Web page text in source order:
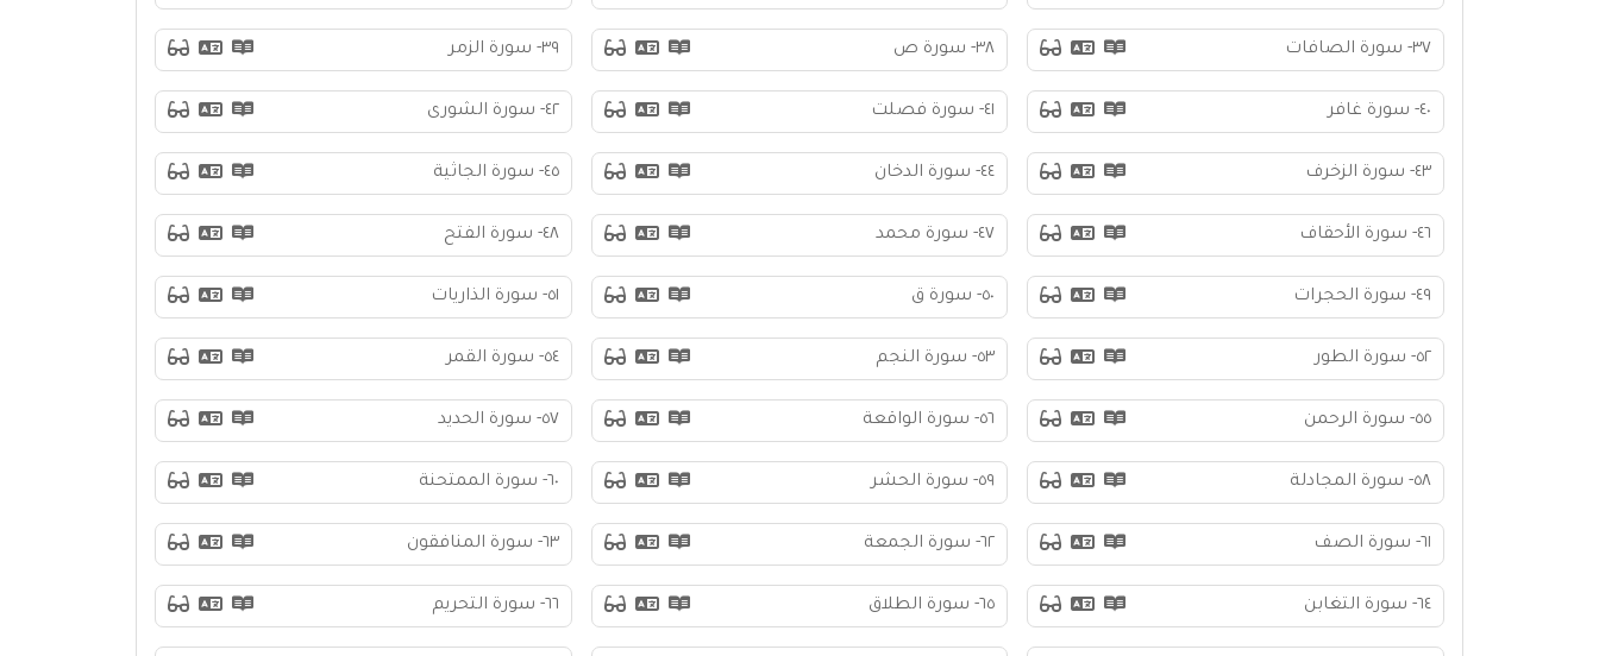
٣٧- سورة الصافات ٣٨- سورة ص ٣٩- سورة الزمر
٤٠- سورة غافر ٤١- سورة فصلت ٤٢- سورة الشورى
٤٣- سورة الزخرف ٤٤- سورة الدخان ٤٥- سورة الجاثية
٤٦- سورة الأحقاف ٤٧- سورة محمد ٤٨- سورة الفتح
٤٩- سورة الحجرات ٥٠- سورة ق ٥١- سورة الذاريات
٥٢- سورة الطور ٥٣- سورة النجم ٥٤- سورة القمر
٥٥- سورة الرحمن ٥٦- سورة الواقعة ٥٧- سورة الحديد
٥٨- سورة المجادلة ٥٩- سورة الحشر ٦٠- سورة الممتحنة
٦١- سورة الصف ٦٢- سورة الجمعة ٦٣- سورة المنافقون
٦٤- سورة التغابن ٦٥- سورة الطلاق ٦٦- سورة التحريم